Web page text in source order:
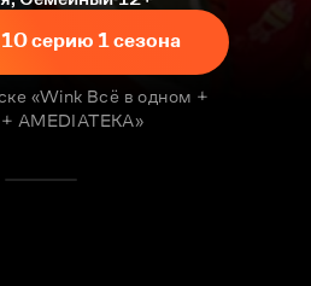
серию 1 сезона
«Wink Всё в одном +
AMEDIATEKA»